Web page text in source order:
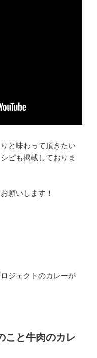
と味わって頂きたい
ピも掲載しておりま
願いします！
ジェクトのカレーが
こと牛肉のカレ